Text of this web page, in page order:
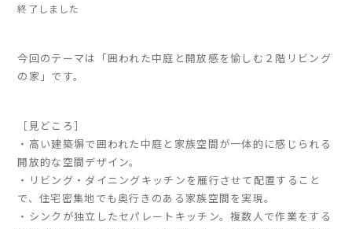
- 生活デザイン
- 外構デザイン
性能
- 高断熱性能
- 高耐震性能
- 高耐久性能
- 保証
終了しました
今回のテーマは「囲われた中庭と開放感を愉しむ２階リビング
の家」です。
［見どころ］
・高い建築塀で囲われた中庭と家族空間が一体的に感じられる
開放的な空間デザイン。
・リビング・ダイニングキッチンを雁行させて配置すること
で、住宅密集地でも奥行きのある家族空間を実現。
・シンクが独立したセパレートキッチン。複数人で作業をする